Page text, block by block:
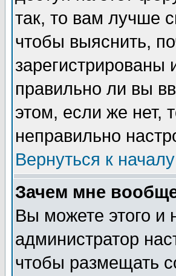
так, то вам лучше
чтобы выяснить,
зарегистрированы
правильно ли вы
этом, если же нет,
неправильно
Вернуться к началу
Зачем мне
Вы можете этого и
администратор
чтобы размещать